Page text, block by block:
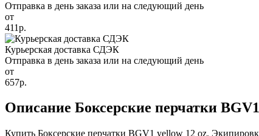
Отправка в день заказа или на следующий день
от
411р.
Курьерская доставка СДЭК
Отправка в день заказа или на следующий день
от
657р.
Описание Боксерские перчатки
Купить Боксерские перчатки BGV1 yellow 12 oz.